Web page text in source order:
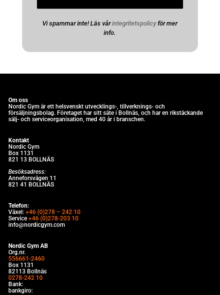
Vi spammar inte! Läs vårintegritetspolicyför mer
info.
Om oss
Nordic Gym är ett helsvenskt utvecklings-, tillverknings- och
försäljningsbolag. Företaget har sitt säte i Bollnäs, och har en rikstäckande
sälj- och serviceorganisation, med 40 år i branschen.
Kontakt
Nordic Gym
Box 1131
821 13 BOLLNÄS
Besöksadress:
Anneforsvägen 11
821 41 BOLLNÄS
Telefon:
Växel: +46 (0)278 – 242 10
Service +46 (0)278-203 10
info@nordicgym.com
Nordic Gym AB
Org.nr.
556661-2460
Box 1131
82113 Bollnäs
0278-242 10
Bank:
bankgiro: